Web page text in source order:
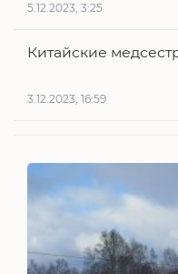
5.12.2023, 3:25
Китайские
3.12.2023, 16:59